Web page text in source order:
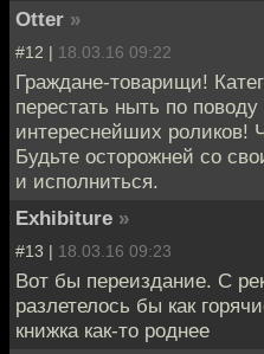
Otter »
#12 | 18.03.16 09:22
Граждане-товарищи!
перестать ныть по
интереснейших роликов!
Будьте осторожней со
и исполниться.
Exhibiture »
#13 | 18.03.16 09:23
Вот бы переиздание. С
разлетелось бы как
книжка как-то роднее